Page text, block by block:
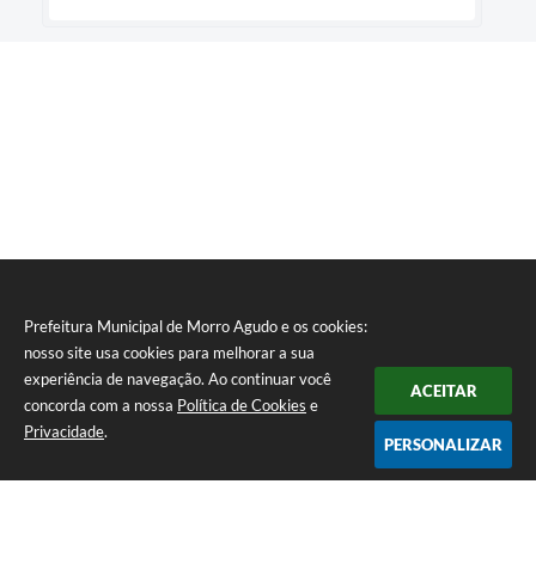
Prefeitura Municipal de Morro Agudo e os cookies:
nosso site usa cookies para melhorar a sua
experiência de navegação. Ao continuar você
concorda com a nossa Política de Cookies e
Privacidade.
ACEITAR
PERSONALIZAR